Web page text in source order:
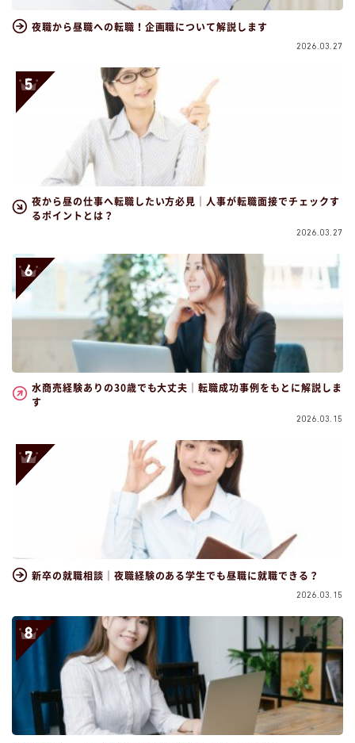
夜職から昼職への転職！企画職について解説します
2026.03.27
夜から昼の仕事へ転職したい方必見｜人事が転職面接でチェックす
るポイントとは？
2026.03.27
水商売経験ありの30歳でも大丈夫｜転職成功事例をもとに解説しま
す
2026.03.15
新卒の就職相談｜夜職経験のある学生でも昼職に就職できる？
2026.03.15